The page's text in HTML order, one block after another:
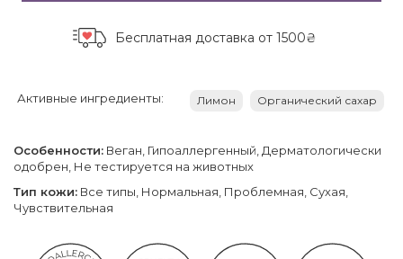
Бесплатная доставка от 1500₴
Активные ингредиенты: Лимон Органический сахар
Особенности: Веган, Гипоаллергенный, Дерматологически
одобрен, Не тестируется на животных
Тип кожи: Все типы, Нормальная, Проблемная, Сухая,
Чувствительная